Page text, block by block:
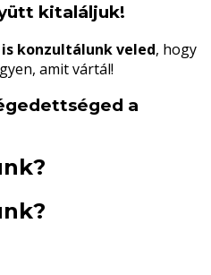
kitaláljuk!
konzultálunk veled, hogy
amit vártál!
a